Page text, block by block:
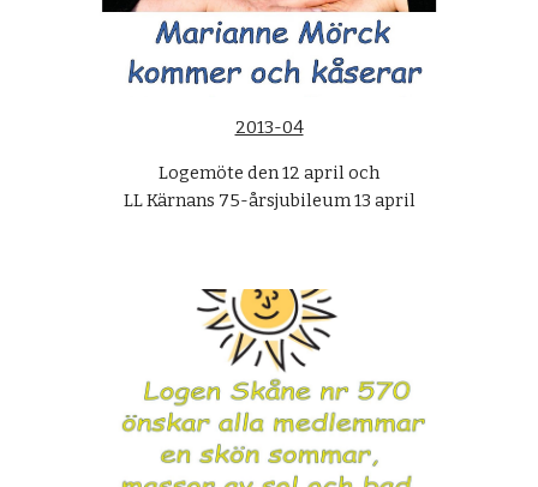
2013-04
Logemöte den 12 april och
LL Kärnans 75-årsjubileum 13 april